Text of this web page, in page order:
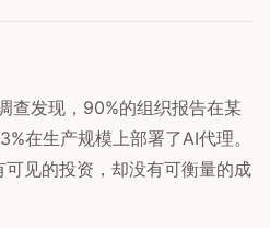
查发现，90%的组织报告在某
在生产规模上部署了AI代理。
见的投资，却没有可衡量的成